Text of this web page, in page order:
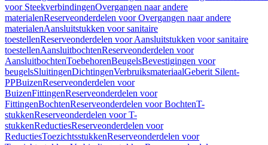
voor SteekverbindingenOvergangen naar andere
materialenReserveonderdelen voor Overgangen naar andere
materialenAansluitstukken voor sanitaire
toestellenReserveonderdelen voor Aansluitstukken voor sanitaire
toestellenAansluitbochtenReserveonderdelen voor
AansluitbochtenToebehorenBeugelsBevestigingen voor
beugelsSluitingenDichtingenVerbruiksmateriaalGeberit Silent-
PPBuizenReserveonderdelen voor
BuizenFittingenReserveonderdelen voor
FittingenBochtenReserveonderdelen voor BochtenT-
stukkenReserveonderdelen voor T-
stukkenReductiesReserveonderdelen voor
ReductiesToezichtsstukkenReserveonderdelen voor